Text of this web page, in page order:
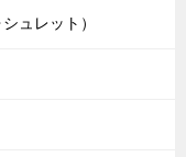
ュレット）